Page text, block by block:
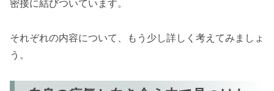
密接に結びついています。
それぞれの内容について、もう少し詳しく考えてみましょ
う。